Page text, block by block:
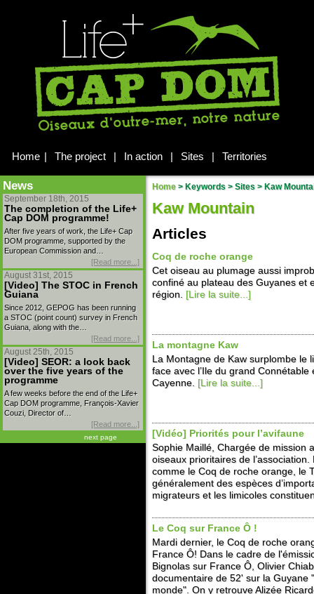
Home | The project | In action | Sites | Territories
News
September 18th, 2015
The completion of the Life+
Cap DOM programme!
After five years of work, the Life+ Cap
DOM programme, supported by the
European Commission and…
[Read more...]
August 31st, 2015
[Video] The STOC in French
Guiana
Since 2012, GEPOG has been running
a STOC (point count) survey in French
Guiana, along with the…
[Read more...]
August 25th, 2015
[Video] SEOR: a look back
over the five years of the
programme
A few weeks before the end of the Life+
Cap DOM programme, François-Xavier
Couzi, Director of…
[Read more...]
next page
Home > Keywords > Sites >Kaw
Kaw Mountain
Articles
Coq de roche orange
Cet oiseau au plumage aussi
confiné au plateau des Guyanes et
région.
[Lire la suite...]
La montagne Kaw
La Montagne de Kaw surplombe le
face avec l’Ile du grand Connétable
Cayenne. [Lire la suite...]
[Vidéo] Priorités pour l’avifaune
Sophie Maillé, Chargée de mission
oiseaux prioritaires de
comme le Coq de roche orange, le
généralement des espèces
migrateurs et les limicoles
Le Coq sur France Ô !
Mardi dernier, le Coq de roche
France Ô! Dans le cadre de
Bignolas sur France Ô, Olivier
documentaire de 52' sur la Guyane
monde". On y retrouve Alizée